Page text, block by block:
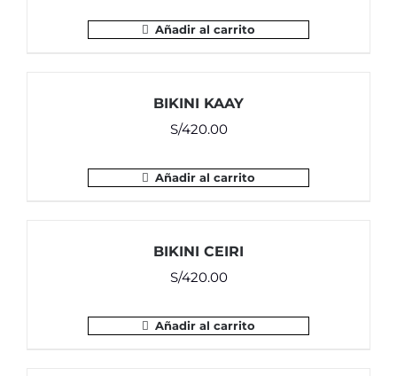
Añadir al carrito
BIKINI KAAY
S/420.00
Añadir al carrito
BIKINI CEIRI
S/420.00
Añadir al carrito